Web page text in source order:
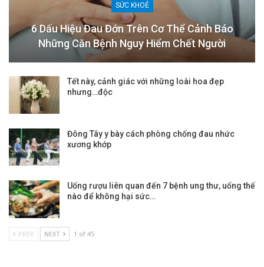
SỨC KHOẺ
6 Dấu Hiệu Đau Đớn Trên Cơ Thể Cảnh Báo
Những Căn Bệnh Nguy Hiểm Chết Người
Tết này, cảnh giác với những loài hoa đẹp
nhưng…độc
Đông Tây y bày cách phòng chống đau nhức
xương khớp
Uống rượu liên quan đến 7 bệnh ung thư, uống thế
nào để không hại sức…
PREV NEXT 1 of 45